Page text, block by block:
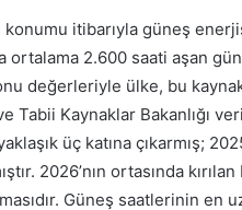
itibarıyla güneş
ortalama 2.600 saati aşan
değerleriyle ülke, bu
Tabii Kaynaklar Bakanlığı
üç katına çıkarmış;
2026’nın ortasında
Güneş saatlerinin